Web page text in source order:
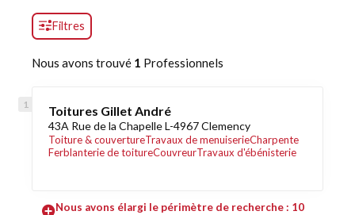
Filtres
Nous avons trouvé 1 Professionnels
Toitures Gillet André
43A Rue de la Chapelle L-4967 Clemency
Toiture & couvertureTravaux de menuiserieCharpente
Ferblanterie de toitureCouvreurTravaux d'ébénisterie
Nous avons élargi le périmètre de recherche : 10